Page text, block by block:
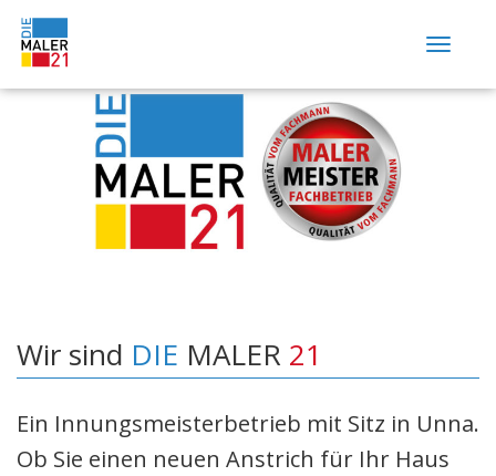
Wir über uns
Leistungen
Trockenbau
Bodenbeschichtung
Mauerwerksabdichtung
Wir sind DIE MALER 21
Ein Innungsmeisterbetrieb mit Sitz in Unna.
Ob Sie einen neuen Anstrich für Ihr Haus